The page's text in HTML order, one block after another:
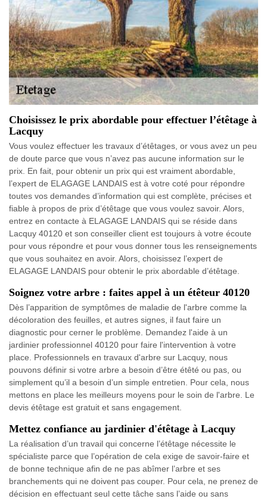
Choisissez le prix abordable pour effectuer l’étêtage à
Lacquy
Vous voulez effectuer les travaux d’étêtages, or vous avez un peu
de doute parce que vous n’avez pas aucune information sur le
prix. En fait, pour obtenir un prix qui est vraiment abordable,
l’expert de ELAGAGE LANDAIS est à votre coté pour répondre
toutes vos demandes d’information qui est complète, précises et
fiable à propos de prix d’étêtage que vous voulez savoir. Alors,
entrez en contacte à ELAGAGE LANDAIS qui se réside dans
Lacquy 40120 et son conseiller client est toujours à votre écoute
pour vous répondre et pour vous donner tous les renseignements
que vous souhaitez en avoir. Alors, choisissez l’expert de
ELAGAGE LANDAIS pour obtenir le prix abordable d’étêtage.
Soignez votre arbre : faites appel à un étêteur 40120
Dès l’apparition de symptômes de maladie de l'arbre comme la
décoloration des feuilles, et autres signes, il faut faire un
diagnostic pour cerner le problème. Demandez l'aide à un
jardinier professionnel 40120 pour faire l'intervention à votre
place. Professionnels en travaux d'arbre sur Lacquy, nous
pouvons définir si votre arbre a besoin d’être étêté ou pas, ou
simplement qu’il a besoin d’un simple entretien. Pour cela, nous
mettons en place les meilleurs moyens pour le soin de l'arbre. Le
devis étêtage est gratuit et sans engagement.
Mettez confiance au jardinier d'étêtage à Lacquy
La réalisation d’un travail qui concerne l’étêtage nécessite le
spécialiste parce que l’opération de cela exige de savoir-faire et
de bonne technique afin de ne pas abîmer l’arbre et ses
branchements qui ne doivent pas couper. Pour cela, ne prenez de
décision en effectuant seul cette tâche sans l’aide ou sans